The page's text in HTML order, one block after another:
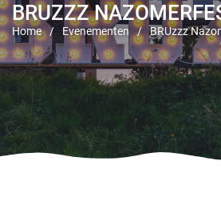
BRUZZZ
Home / Evenementen / BRUzzz